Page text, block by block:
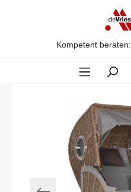
Kompetent beraten: